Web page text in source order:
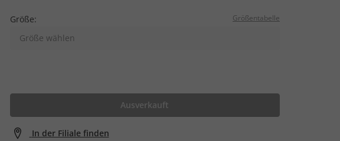
Größe: Größentabelle
Größe wählen
Ausverkauft
In der Filiale finden